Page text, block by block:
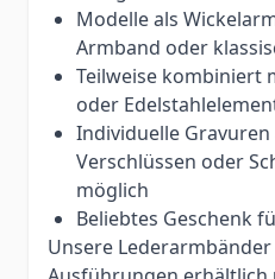
Modelle als
Armband oder
Teilweise kombiniert
oder
Individuelle
Verschlüssen oder
möglich
Beliebtes Geschenk
Unsere